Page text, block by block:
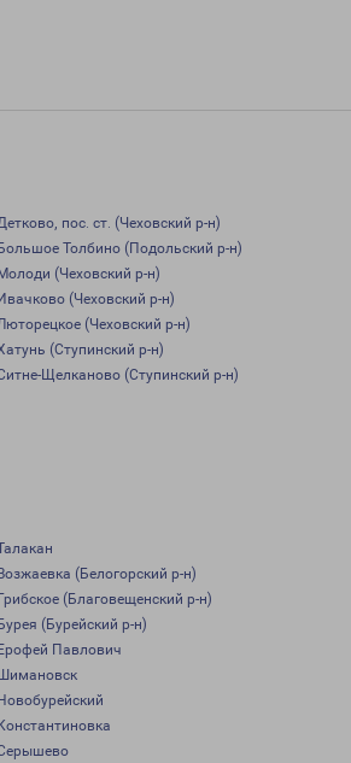
пос. ст. (Чеховский р-н)
Толбино (Подольский р-н)
(Чеховский р-н)
(Чеховский р-н)
(Чеховский р-н)
(Ступинский р-н)
Щелканово (Ступинский р-н)
(Белогорский р-н)
(Благовещенский р-н)
(Бурейский р-н)
Павлович